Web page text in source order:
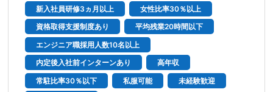
新入社員研修3ヵ月以上
女性比率30％以上
資格取得支援制度あり
平均残業20時間以下
エンジニア職採用人数10名以上
内定後入社前インターンあり
高年収
常駐比率30％以下
私服可能
未経験歓迎